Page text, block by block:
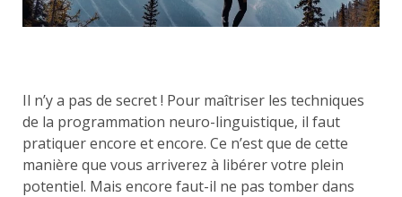
Il n’y a pas de secret ! Pour maîtriser les techniques
de la programmation neuro-linguistique, il faut
pratiquer encore et encore. Ce n’est que de cette
manière que vous arriverez à libérer votre plein
potentiel. Mais encore faut-il ne pas tomber dans